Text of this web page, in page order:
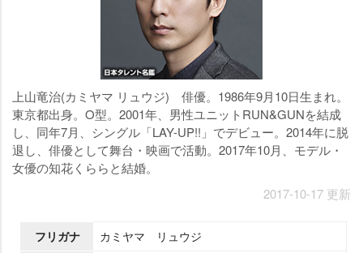
上山竜治(カミヤマ リュウジ) 俳優。1986年9月10日生まれ。
東京都出身。O型。2001年、男性ユニットRUN&GUNを結成
し、同年7月、シングル「LAY-UP!!」でデビュー。2014年に脱
退し、俳優として舞台・映画で活動。2017年10月、モデル・
女優の知花くららと結婚。
2017-10-17 更新
フリガナ
カミヤマ リュウジ